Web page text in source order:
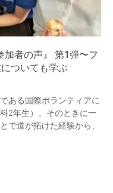
者の声』 第1弾〜フ
ついても学ぶ
ある国際ボランティアに
2年生）。そのときに一
で道が拓けた経験から、